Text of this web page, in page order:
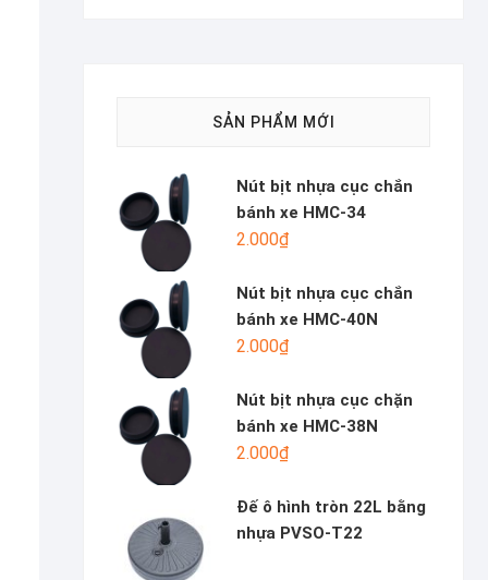
SẢN PHẨM MỚI
Nút bịt nhựa cục chắn
bánh xe HMC-34
2.000₫
Nút bịt nhựa cục chắn
bánh xe HMC-40N
2.000₫
Nút bịt nhựa cục chặn
bánh xe HMC-38N
2.000₫
Đế ô hình tròn 22L bằng
nhựa PVSO-T22